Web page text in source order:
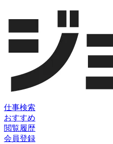
仕事検索
おすすめ
閲覧履歴
会員登録